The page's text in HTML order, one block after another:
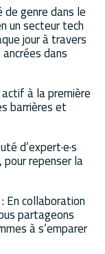
de genre dans le
un secteur tech
jour à travers
dans
à la première
barrières et
d’expert·e·s
, pour repenser la
: En collaboration
partageons
à s’emparer